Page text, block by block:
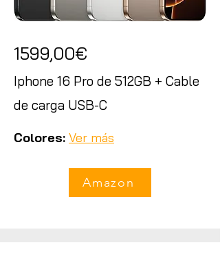
1599,00€
Iphone 16 Pro de 512GB + Cable
de carga USB-C
Colores: Ver más
Amazon